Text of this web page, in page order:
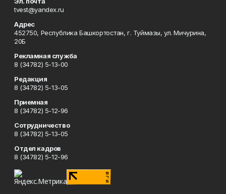
tvest@yandex.ru
Адрес
452750, Республика Башкортостан, г. Туймазы, ул. Мичурина,
20Б
Рекламная служба
8 (34782) 5-13-00
Редакция
8 (34782) 5-13-05
Приемная
8 (34782) 5-12-96
Сотрудничество
8 (34782) 5-13-05
Отдел кадров
8 (34782) 5-12-96